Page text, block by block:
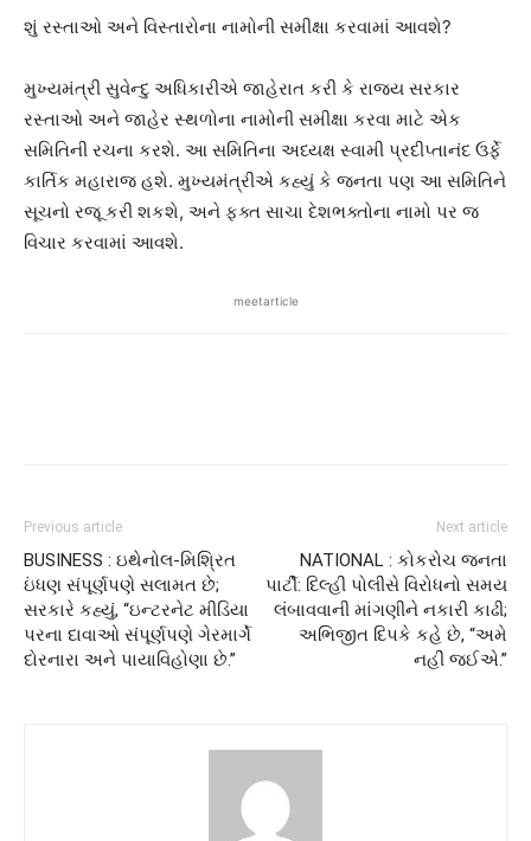
શું રસ્તાઓ અને વિસ્તારોના નામોની સમીક્ષા કરવામાં આવશે?
મુખ્યમંત્રી સુવેન્દુ અધિકારીએ જાહેરાત કરી કે રાજ્ય સરકાર
રસ્તાઓ અને જાહેર સ્થળોના નામોની સમીક્ષા કરવા માટે એક
સમિતિની રચના કરશે. આ સમિતિના અધ્યક્ષ સ્વામી પ્રદીપ્તાનંદ ઉર્ફે
કાર્તિક મહારાજ હશે. મુખ્યમંત્રીએ કહ્યું કે જનતા પણ આ સમિતિને
સૂચનો રજૂ કરી શકશે, અને ફક્ત સાચા દેશભક્તોના નામો પર જ
વિચાર કરવામાં આવશે.
meetarticle
Previous article
BUSINESS : ઇથેનોલ-મિશ્રિત
ઇંધણ સંપૂર્ણપણે સલામત છે;
સરકારે કહ્યું, “ઇન્ટરનેટ મીડિયા
પરના દાવાઓ સંપૂર્ણપણે ગેરમાર્ગે
દોરનારા અને પાયાવિહોણા છે.”
Next article
NATIONAL : કોકરોચ જનતા
પાર્ટી: દિલ્હી પોલીસે વિરોધનો સમય
લંબાવવાની માંગણીને નકારી કાઢી;
અભિજીત દિપકે કહે છે, “અમે
નહીં જઈએ.”